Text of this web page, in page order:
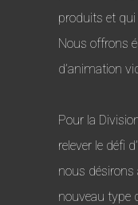
produits et qui
Nous offrons
d’animation
Pour la
relever le défi
nous désirons
nouveau type